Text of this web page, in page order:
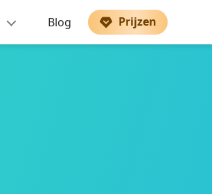
Blog Prijzen